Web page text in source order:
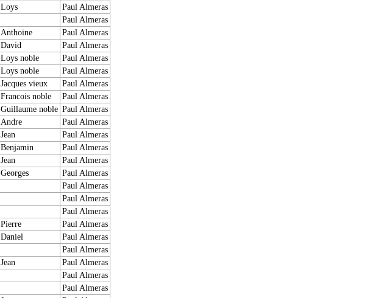
Loys
Paul Almeras
Paul Almeras
Anthoine
Paul Almeras
David
Paul Almeras
Loys noble
Paul Almeras
Loys noble
Paul Almeras
Jacques vieux
Paul Almeras
Francois noble
Paul Almeras
Guillaume noble Paul Almeras
Andre
Paul Almeras
Jean
Paul Almeras
Benjamin
Paul Almeras
Jean
Paul Almeras
Georges
Paul Almeras
Paul Almeras
Paul Almeras
Paul Almeras
Pierre
Paul Almeras
Daniel
Paul Almeras
Paul Almeras
Jean
Paul Almeras
Paul Almeras
Paul Almeras